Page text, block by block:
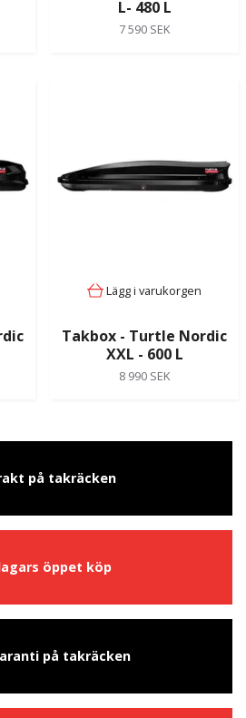
L- 480 L
7 590 SEK
Lägg i varukorgen
Takbox - Turtle Nordic
XXL - 600 L
8 990 SEK
på takräcken
öppet köp
på takräcken